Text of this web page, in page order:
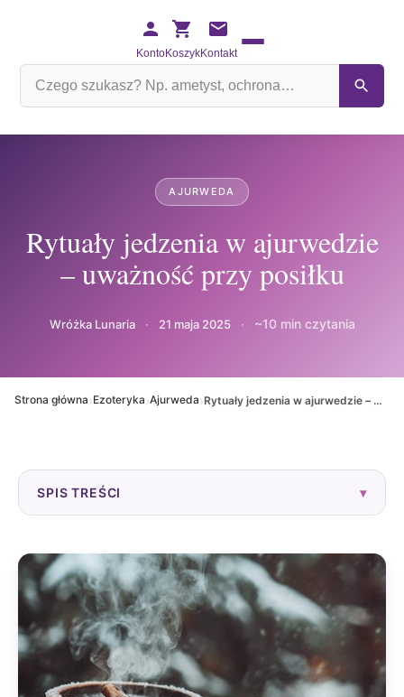
KontoKoszykKontakt
AJURWEDA
Rytuały jedzenia w ajurwedzie
– uważność przy posiłku
Wróżka Lunaria · 21 maja 2025 · ~10 min czytania
Strona główna ›Ezoteryka ›Ajurweda › Rytuały jedzenia w ajurwedzie – uważność przy posiłku
SPIS TREŚCI ▾